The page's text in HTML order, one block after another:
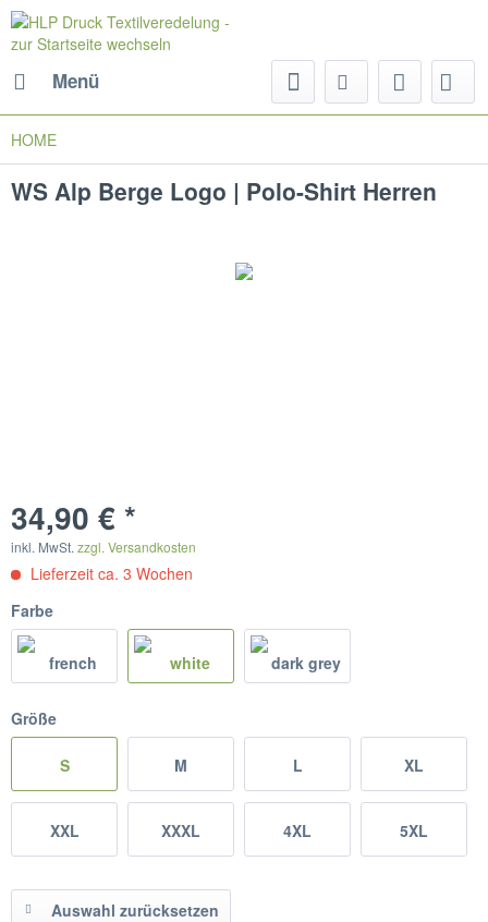
Menü
HOME
WS Alp Berge Logo | Polo-Shirt Herren
34,90 € *
inkl. MwSt. zzgl. Versandkosten
Lieferzeit ca. 3 Wochen
Farbe
Größe
S M L XL
XXL XXXL 4XL 5XL
Auswahl zurücksetzen